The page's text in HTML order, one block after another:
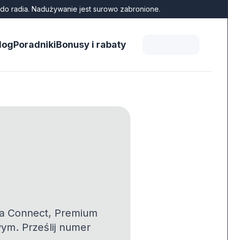
radia. Nadużywanie jest surowo zabronione.
PoradnikiBonusy i rabaty
Connect, Premium
Prześlij numer